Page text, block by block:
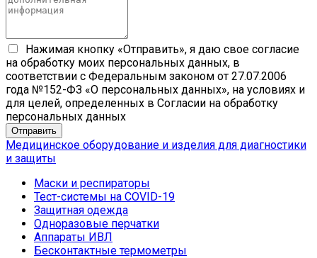
Нажимая кнопку «Отправить», я даю свое согласие
на обработку моих персональных данных, в
соответствии с Федеральным законом от 27.07.2006
года №152-ФЗ «О персональных данных», на условиях и
для целей, определенных в Согласии на обработку
персональных данных
Медицинское оборудование и изделия для диагностики
и защиты
Маски и респираторы
Тест-системы на COVID-19
Защитная одежда
Одноразовые перчатки
Аппараты ИВЛ
Бесконтактные термометры